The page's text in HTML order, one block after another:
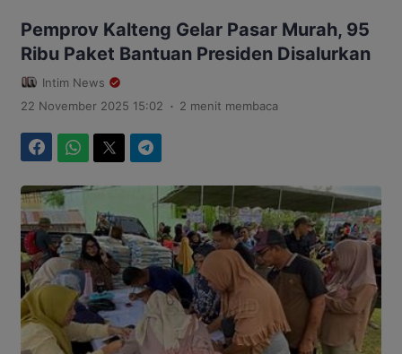
Pemprov Kalteng Gelar Pasar Murah, 95
Ribu Paket Bantuan Presiden Disalurkan
Intim News
22 November 2025 15:02 . 2 menit membaca